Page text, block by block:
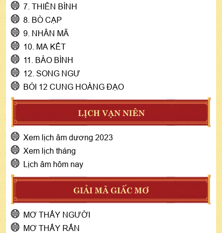
7. THIÊN BÌNH
8. BÒ CẠP
9. NHÂN MÃ
10. MA KẾT
11. BẢO BÌNH
12. SONG NGƯ
BÓI 12 CUNG HOÀNG ĐẠO
LỊCH VẠN NIÊN
Xem lịch âm dương 2023
Xem lịch tháng
Lịch âm hôm nay
GIẢI MÃ GIẤC MƠ
MƠ THẤY NGƯỜI
MƠ THẤY RẮN